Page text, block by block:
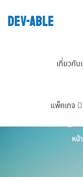
DEV-ABLE
เกี่ยวกับ
แพ็คเกจ
หน้